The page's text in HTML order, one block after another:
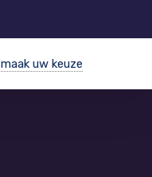
maak uw keuze